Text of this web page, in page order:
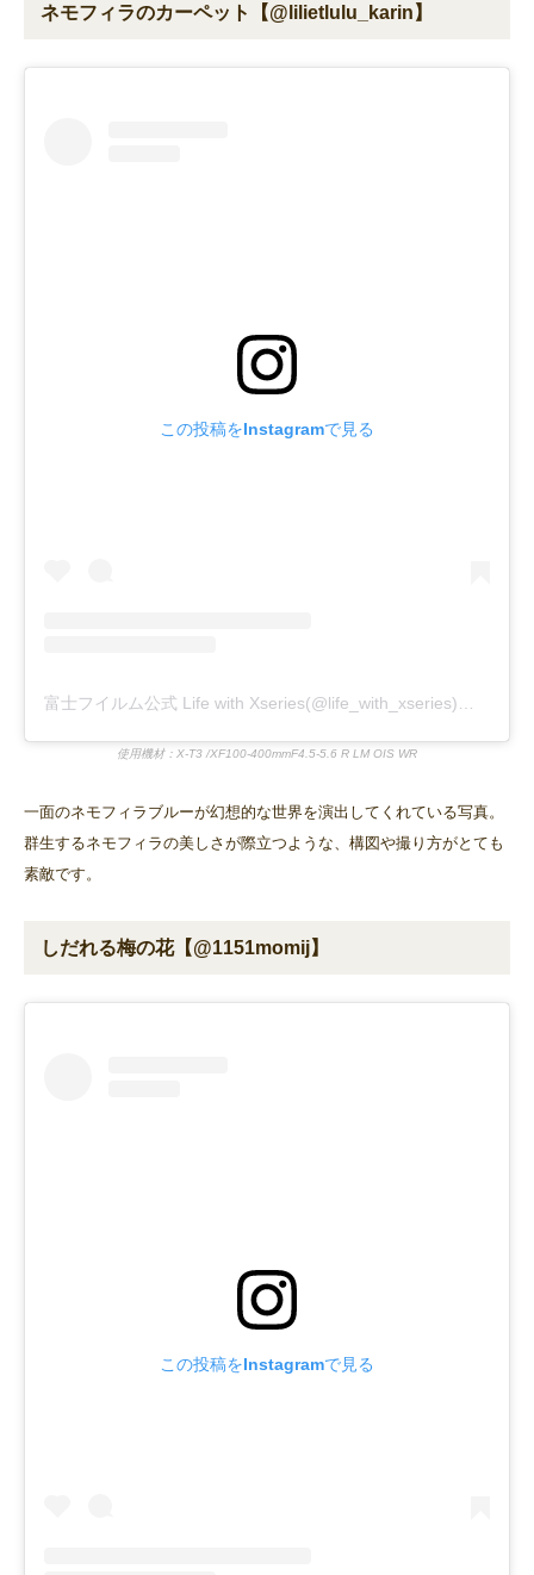
ネモフィラのカーペット【@lilietlulu_karin】
この投稿をInstagramで見る
使用機材：X-T3 /XF100-400mmF4.5-5.6 R LM OIS WR
一面のネモフィラブルーが幻想的な世界を演出してくれている写真。
群生するネモフィラの美しさが際立つような、構図や撮り方がとても
素敵です。
しだれる梅の花【@1151momij】
この投稿をInstagramで見る